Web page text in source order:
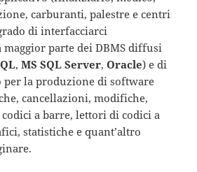
carburanti, palestre e centri
di interfacciarci
maggior parte dei DBMS diffusi
,MS SQL Server,Oracle) e di
la produzione di software
cancellazioni, modifiche,
a barre, lettori di codici a
statistiche e quant’altro